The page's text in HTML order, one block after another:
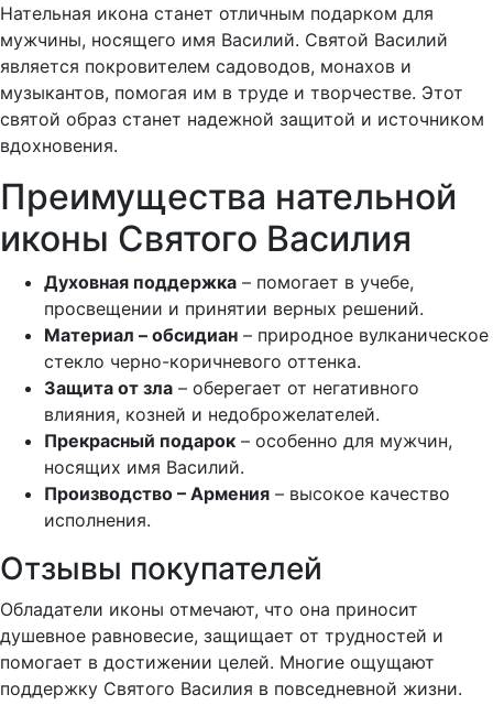
Нательная икона станет отличным подарком для
мужчины, носящего имя Василий. Святой Василий
является покровителем садоводов, монахов и
музыкантов, помогая им в труде и творчестве. Этот
святой образ станет надежной защитой и источником
вдохновения.
Преимущества нательной
иконы Святого Василия
Духовная поддержка – помогает в учебе,
просвещении и принятии верных решений.
Материал – обсидиан – природное вулканическое
стекло черно-коричневого оттенка.
Защита от зла – оберегает от негативного
влияния, козней и недоброжелателей.
Прекрасный подарок – особенно для мужчин,
носящих имя Василий.
Производство – Армения – высокое качество
исполнения.
Отзывы покупателей
Обладатели иконы отмечают, что она приносит
душевное равновесие, защищает от трудностей и
помогает в достижении целей. Многие ощущают
поддержку Святого Василия в повседневной жизни.